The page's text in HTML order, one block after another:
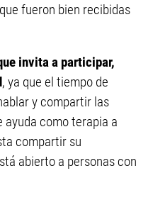
fueron bien recibidas
invita a participar,
, ya que el tiempo de
y compartir las
ayuda como terapia a
compartir su
abierto a personas con